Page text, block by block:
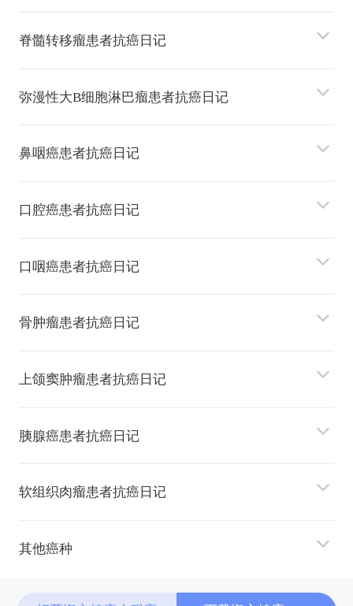
脊髓转移瘤患者抗癌日记
弥漫性⼤B细胞淋巴瘤患者抗癌日记
⿐咽癌患者抗癌日记
⼝腔癌患者抗癌日记
⼝咽癌患者抗癌日记
⻣肿瘤患者抗癌日记
上颌窦肿瘤患者抗癌日记
胰腺癌患者抗癌日记
软组织⾁瘤患者抗癌日记
其他癌种